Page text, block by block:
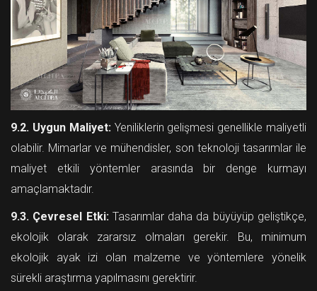
9.2. Uygun Maliyet: Yeniliklerin gelişmesi genellikle maliyetli
olabilir. Mimarlar ve mühendisler, son teknoloji tasarımlar ile
maliyet etkili yöntemler arasında bir denge kurmayı
amaçlamaktadır.
9.3. Çevresel Etki:Tasarımlar daha da büyüyüp geliştikçe,
ekolojik olarak zararsız olmaları gerekir. Bu, minimum
ekolojik ayak izi olan malzeme ve yöntemlere yönelik
sürekli araştırma yapılmasını gerektirir.